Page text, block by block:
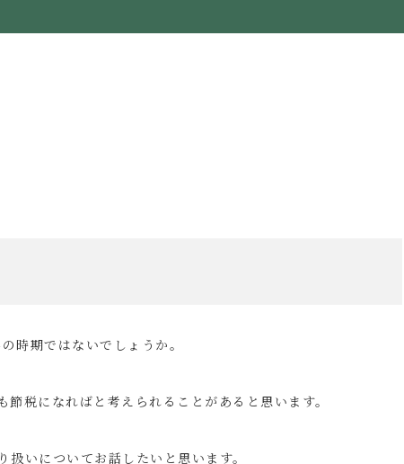
時期ではないでしょうか。
税になればと考えられることがあると思います。
いについてお話したいと思います。